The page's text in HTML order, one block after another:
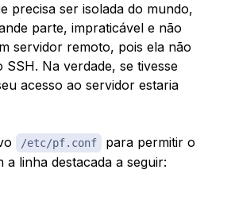
precisa ser isolada do mundo,
parte, impraticável e não
servidor remoto, pois ela não
SSH. Na verdade, se tivesse
acesso ao servidor estaria
/etc/pf.conf
para permitir o
linha destacada a seguir: